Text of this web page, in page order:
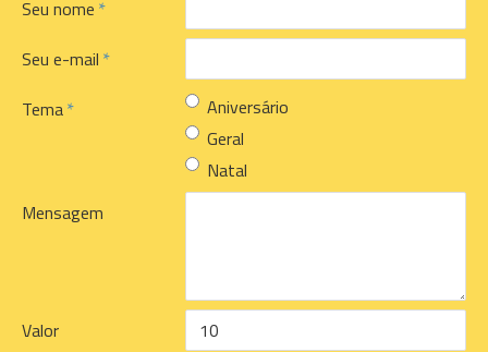
Seu nome
Seu e-mail
Tema
Aniversário
Geral
Natal
Mensagem
Valor